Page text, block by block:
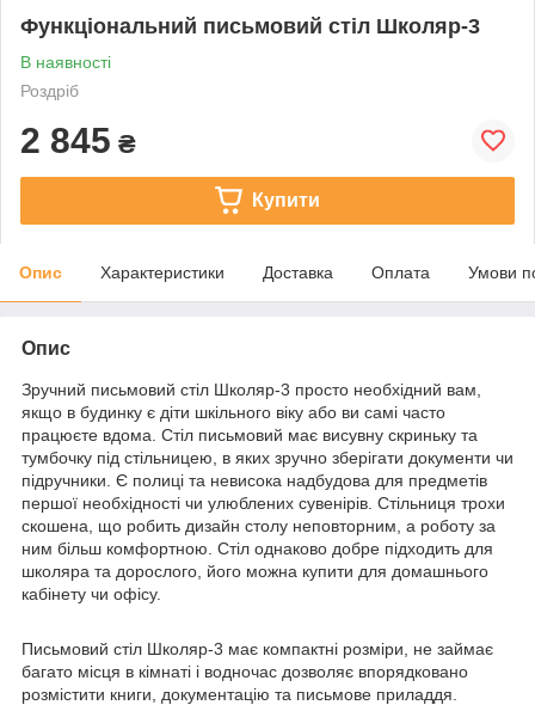
Функціональний письмовий стіл Школяр-3
В наявності
Роздріб
2 845 ₴
Купити
Опис Характеристики Доставка Оплата Умови
Опис
Зручний письмовий стіл Школяр-3 просто необхідний вам,
якщо в будинку є діти шкільного віку або ви самі часто
працюєте вдома. Стіл письмовий має висувну скриньку та
тумбочку під стільницею, в яких зручно зберігати документи чи
підручники. Є полиці та невисока надбудова для предметів
першої необхідності чи улюблених сувенірів. Стільниця трохи
скошена, що робить дизайн столу неповторним, а роботу за
ним більш комфортною. Стіл однаково добре підходить для
школяра та дорослого, його можна купити для домашнього
кабінету чи офісу.
Письмовий стіл Школяр-3 має компактні розміри, не займає
багато місця в кімнаті і водночас дозволяє впорядковано
розмістити книги, документацію та письмове приладдя.